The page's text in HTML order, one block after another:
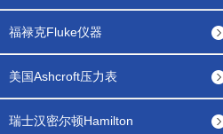
福禄克Fluke仪器
美国Ashcroft压力表
瑞士汉密尔顿Hamilton